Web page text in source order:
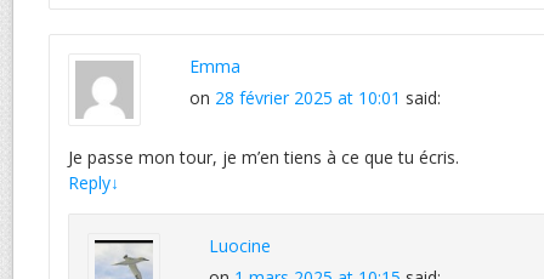
Emma
on 28 février 2025 at 10:01 said:
Je passe mon tour, je m’en tiens à ce que tu écris.
Reply↓
Luocine